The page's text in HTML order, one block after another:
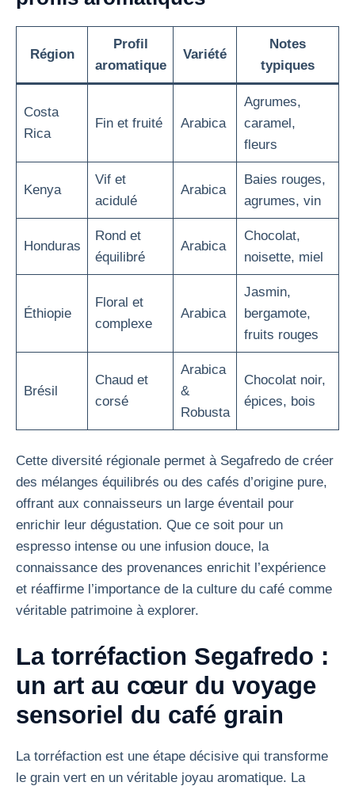
Région
Profil
aromatique
Variété
Notes
typiques
Costa
Rica
Fin et fruité Arabica
Agrumes,
caramel,
fleurs
Kenya
Vif et
acidulé
Arabica
Baies rouges,
agrumes, vin
Honduras
Rond et
équilibré
Arabica
Chocolat,
noisette, miel
Éthiopie
Floral et
complexe
Arabica
Jasmin,
bergamote,
fruits rouges
Brésil
Chaud et
corsé
Arabica
&
Robusta
Chocolat noir,
épices, bois
Cette diversité régionale permet à Segafredo de créer
des mélanges équilibrés ou des cafés d’origine pure,
offrant aux connaisseurs un large éventail pour
enrichir leur dégustation. Que ce soit pour un
espresso intense ou une infusion douce, la
connaissance des provenances enrichit l’expérience
et réaffirme l’importance de la culture du café comme
véritable patrimoine à explorer.
La torréfaction Segafredo :
un art au cœur du voyage
sensoriel du café grain
La torréfaction est une étape décisive qui transforme
le grain vert en un véritable joyau aromatique. La